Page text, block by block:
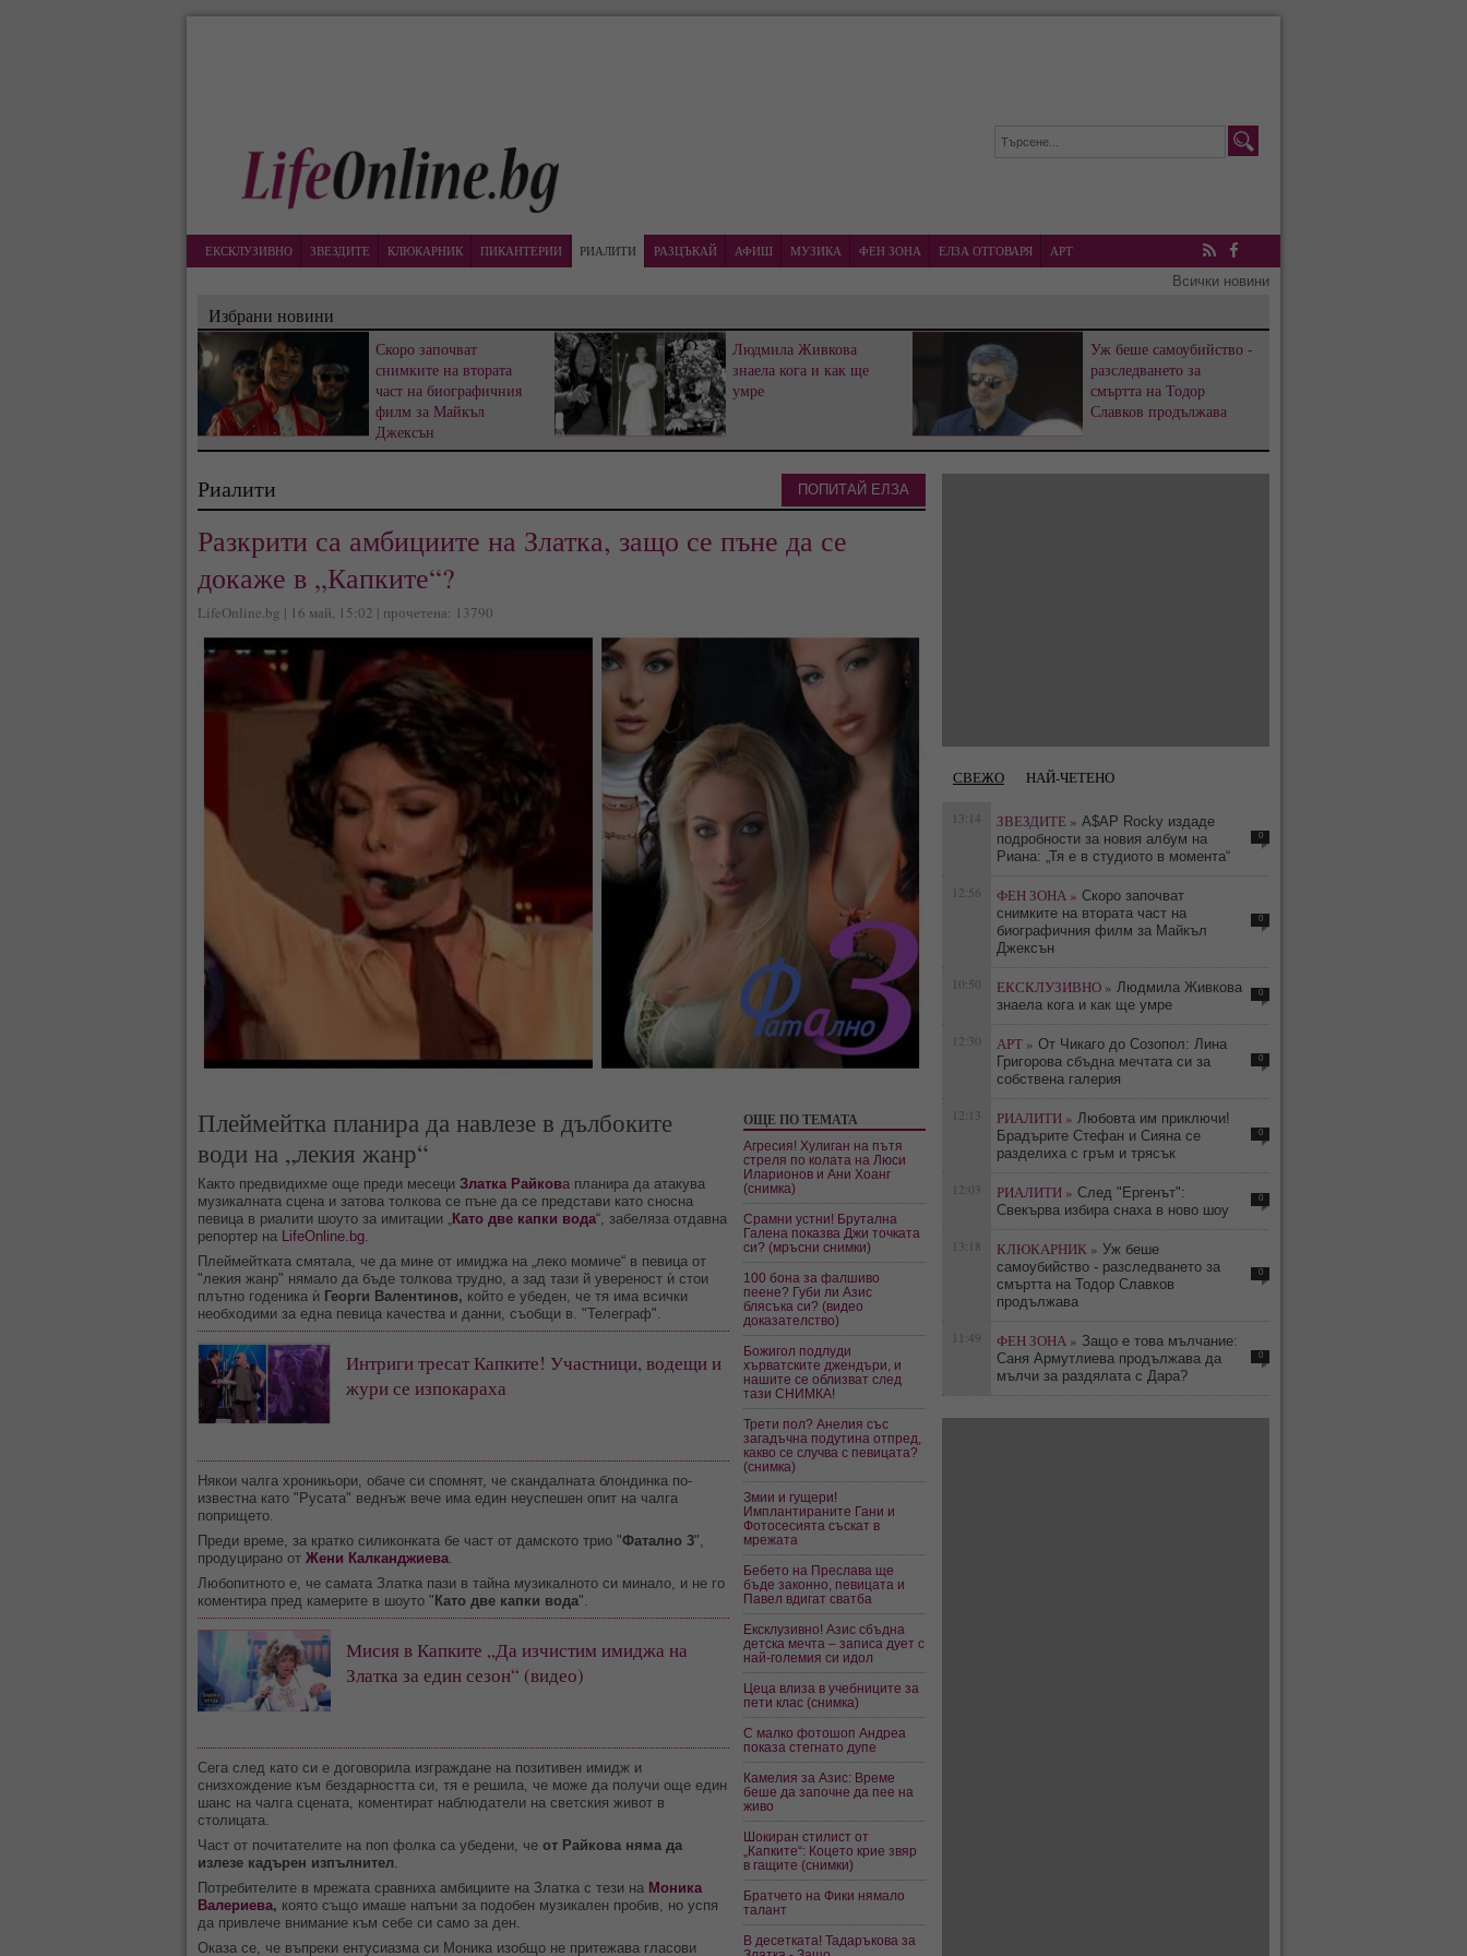
ЕКСКЛУЗИВНО ЗВЕЗДИТЕ КЛЮКАРНИК ПИКАНТЕРИИ РИАЛИТИ РАЗЦЪКАЙ АФИШ МУЗИКА ФЕН ЗОНА ЕЛЗА ОТГОВАРЯ
АРТ
RSS Facebook
Всички новини
Избрани новини
Скоро започват
снимките на втората
част на биографичния
филм за Майкъл
Джексън
Людмила Живкова
знаела кога и как ще
умре
Уж беше самоубийство -
разследването за
смъртта на Тодор
Славков продължава
Риалити
Разкрити са амбициите на Златка, защо се пъне да се
докаже в „Капките“?
LifeOnline.bg | 16 май, 15:02 | прочетена: 13790
Плеймейтка планира да навлезе в дълбоките
води на „лекия жанр“
Както предвидихме още преди месеци Златка Райкова планира да атакува
музикалната сцена и затова толкова се пъне да се представи като сносна
певица в риалити шоуто за имитации „Като две капки вода“, забеляза отдавна
репортер на LifeOnline.bg.
Плеймейтката смятала, че да мине от имиджа на „леко момиче“ в певица от
"лекия жанр" нямало да бъде толкова трудно, а зад тази й увереност ѝ стои
плътно годеника ѝ Георги Валентинов, който е убеден, че тя има всички
необходими за една певица качества и данни, съобщи в. "Телеграф".
Интриги тресат Капките! Участници, водещи и
жури се изпокараха
Някои чалга хроникьори, обаче си спомнят, че скандалната блондинка по-
известна като "Русата" веднъж вече има един неуспешен опит на чалга
попрището.
Преди време, за кратко силиконката бе част от дамското трио "Фатално 3",
продуцирано от Жени Калканджиева.
Любопитното е, че самата Златка пази в тайна музикалното си минало, и не го
коментира пред камерите в шоуто " Като две капки вода".
Мисия в Капките „Да изчистим имиджа на
Златка за един сезон“ (видео)
Сега след като си е договорила изграждане на позитивен имидж и
снизхождение към бездарността си, тя е решила, че може да получи още един
шанс на чалга сцената, коментират наблюдатели на светския живот в
столицата.
Част от почитателите на поп фолка са убедени, че от Райкова няма да
излезе кадърен изпълнител.
Потребителите в мрежата сравниха амбициите на Златка с тези на Моника
Валериева, която също имаше напъни за подобен музикален пробив, но успя
да привлече внимание към себе си само за ден.
Оказа се, че въпреки ентусиазма си Моника изобщо не притежава гласови
ОЩЕ ПО ТЕМАТА
Агресия! Хулиган на пътя
стреля по колата на Люси
Иларионов и Ани Хоанг
(снимка)
Срамни устни! Брутална
Галена показва Джи точката
си? (мръсни снимки)
100 бона за фалшиво
пеене? Губи ли Азис
блясъка си? (видео
доказателство)
Божигол подлуди
хърватските джендъри, и
нашите се облизват след
тази СНИМКА!
Трети пол? Анелия със
загадъчна подутина отпред,
какво се случва с певицата?
(снимка)
Змии и гущери!
Имплантираните Гани и
Фотосесията съскат в
мрежата
Бебето на Преслава ще
бъде законно, певицата и
Павел вдигат сватба
Ексклузивно! Азис сбъдна
детска мечта – записа дует с
най-големия си идол
Цеца влиза в учебниците за
пети клас (снимка)
С малко фотошоп Андреа
показа стегнато дупе
Камелия за Азис: Време
беше да започне да пее на
живо
Шокиран стилист от
„Капките“: Коцето крие звяр
в гащите (снимки)
Братчето на Фики нямало
талант
В десетката! Тадаръкова за
ПОПИТАЙ ЕЛЗА
СВЕЖО НАЙ-ЧЕТЕНО
13:14 ЗВЕЗДИТЕ » A$AP Rocky издаде
подробности за новия албум на
Риана: „Тя е в студиото в момента“
0
12:56 ФЕН ЗОНА » Скоро започват
снимките на втората част на
биографичния филм за Майкъл
Джексън
0
10:50 ЕКСКЛУЗИВНО » Людмила Живкова
знаела кога и как ще умре
0
12:30 АРТ » От Чикаго до Созопол: Лина
Григорова сбъдна мечтата си за
собствена галерия
0
12:13 РИАЛИТИ » Любовта им приключи!
Брадърите Стефан и Сияна се
разделиха с гръм и трясък
0
12:03 РИАЛИТИ » След "Ергенът":
Свекърва избира снаха в ново шоу
0
13:18 КЛЮКАРНИК » Уж беше
самоубийство - разследването за
смъртта на Тодор Славков
продължава
0
11:49 ФЕН ЗОНА » Защо е това мълчание:
Саня Армутлиева продължава да
мълчи за раздялата с Дара?
0